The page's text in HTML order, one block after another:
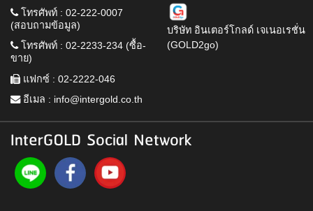
โทรศัพท์ : 02-222-0007
(สอบถามข้อมูล)
โทรศัพท์ : 02-2233-234 (ซื้อ-
ขาย)
แฟกซ์ : 02-2222-046
อีเมล : info@intergold.co.th
บริษัท อินเตอร์โกลด์ เจเนอเรชั่น
(GOLD2go)
InterGOLD Social Network